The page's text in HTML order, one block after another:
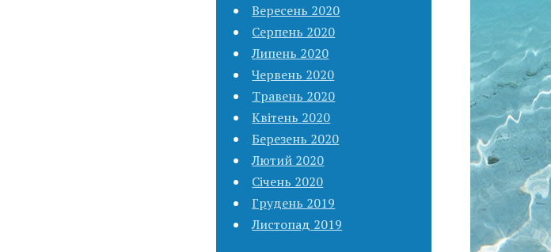
Вересень 2020
Серпень 2020
Липень 2020
Червень 2020
Травень 2020
Квітень 2020
Березень 2020
Лютий 2020
Січень 2020
Грудень 2019
Листопад 2019